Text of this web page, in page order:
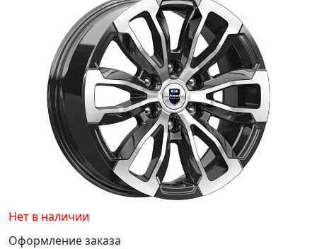
Нет в наличии
Оформление заказа